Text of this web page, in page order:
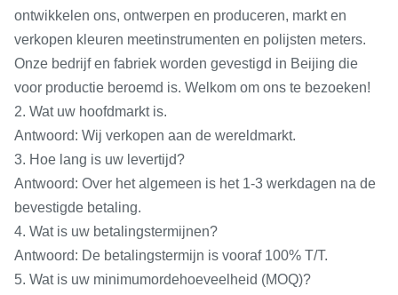
ontwikkelen ons, ontwerpen en produceren, markt en
verkopen kleuren meetinstrumenten en polijsten meters.
Onze bedrijf en fabriek worden gevestigd in Beijing die
voor productie beroemd is. Welkom om ons te bezoeken!
2. Wat uw hoofdmarkt is.
Antwoord: Wij verkopen aan de wereldmarkt.
3. Hoe lang is uw levertijd?
Antwoord: Over het algemeen is het 1-3 werkdagen na de
bevestigde betaling.
4. Wat is uw betalingstermijnen?
Antwoord: De betalingstermijn is vooraf 100% T/T.
5. Wat is uw minimumordehoeveelheid (MOQ)?